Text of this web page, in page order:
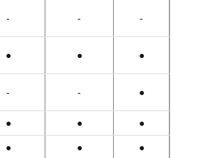
- - -
● ● ●
- - ●
● ● ●
● ● ●